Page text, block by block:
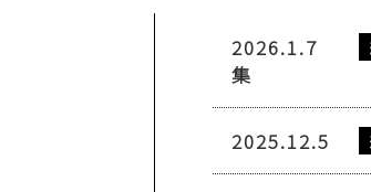
2026.1.7
集
2025.12.5